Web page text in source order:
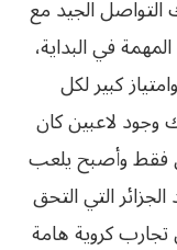
التواصل الجيد مع
في البداية،
كبير لكل
وجود لاعبين كان
فقط وأصبح يلعب
التي التحق
2002-2003، وخاض تجارب كروية هامة